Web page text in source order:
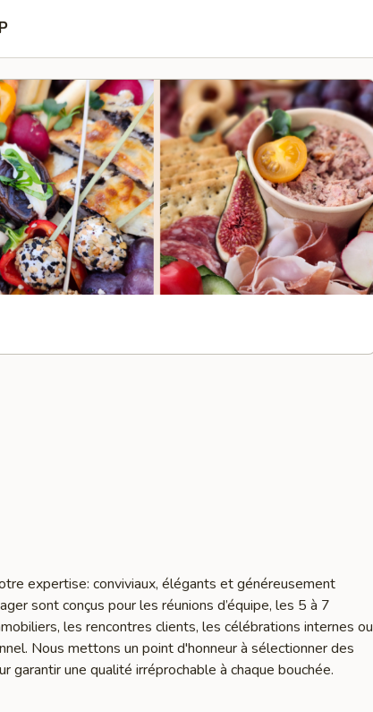
expertise: conviviaux, élégants et généreusement
sont conçus pour les réunions d’équipe, les 5 à 7
les rencontres clients, les célébrations internes ou
Nous mettons un point d'honneur à sélectionner des
garantir une qualité irréprochable à chaque bouchée.